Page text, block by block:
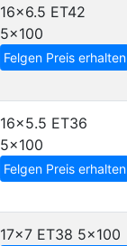
16x6.5 ET42
5x100
Felgen Preis erhalten
16x5.5 ET36
5x100
Felgen Preis erhalten
17x7 ET38 5x100